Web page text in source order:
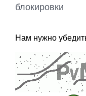
блокировки
Нам нужно